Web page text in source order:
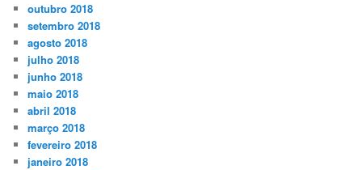
outubro 2018
setembro 2018
agosto 2018
julho 2018
junho 2018
maio 2018
abril 2018
março 2018
fevereiro 2018
janeiro 2018